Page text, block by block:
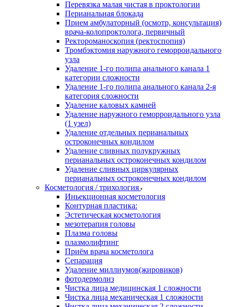
Перевязка малая чистая в проктологии
Перианальная блокада
Прием амбулаторный (осмотр, консультация)
врача-колопроктолога, первичный
Ректороманоскопия (ректоспопия)
Тромбэктомия наружного геморроидального
узла
Удаление 1-го полипа анального канала 1
категории сложности
Удаление 1-го полипа анального канала 2-я
категория сложности
Удаление каловых камней
Удаление наружного геморроидального узла
(1 узел)
Удаление отдельных перианальных
остроконечных кондилом
Удаление сливных полукружных
перианальных остроконечных кондилом
Удаление сливных циркулярных
перианальных остроконечных кондилом
Косметология / трихология
Иньекционная косметология
Контурная пластика:
Эстетическая косметология
мезотерапия головы
Плазма головы
плазмолифтинг
Приём врача косметолога
Сепарация
Удаление миллиумов(жировиков)
фотодермолиз
Чистка лица медицинская 1 сложности
Чистка лица механическая 1 сложности